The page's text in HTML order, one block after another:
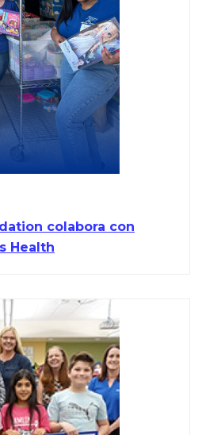
colabora con
Health